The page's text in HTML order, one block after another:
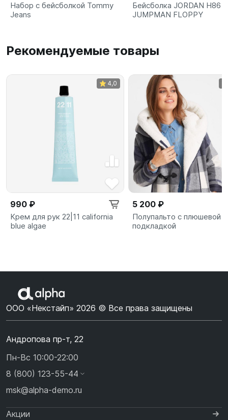
Набор с бейсболкой Tommy
Jeans
Бейсболка JORDAN H86
JUMPMAN FLOPPY
Рекомендуемые товары
4,0
990 ₽
Крем для рук 22|11 california
blue algae
5 200 ₽
Полупальто с плюшевой
подкладкой
ООО «Некстайп» 2026 © Все права защищены
Андропова пр-т, 22
Пн-Вс 10:00-22:00
8 (800) 123-55-44
msk@alpha-demo.ru
Акции